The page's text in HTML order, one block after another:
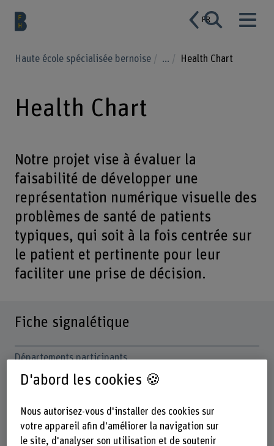
FR
Haute école spécialisée bernoise ... Health Chart
Health Chart
Notre projet vise à évaluer la
faisabilité de développer une
représentation numérique visuelle des
problèmes de santé de patients
typiques, qui soit à la fois centrée sur
le patient et pertinente pour leur
faciliter une prise de décision.
Fiche signalétique
Départements participants
Technique et informatique
Institut(s)
Institute of Design Research
Institut d’informatique médicale I4MI
D'abord les cookies 🍪
Nous autorisez-vous d'installer des cookies sur
votre appareil afin d'améliorer la navigation sur
le site, d'analyser son utilisation et de soutenir